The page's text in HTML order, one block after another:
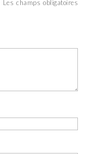
Les champs obligatoires